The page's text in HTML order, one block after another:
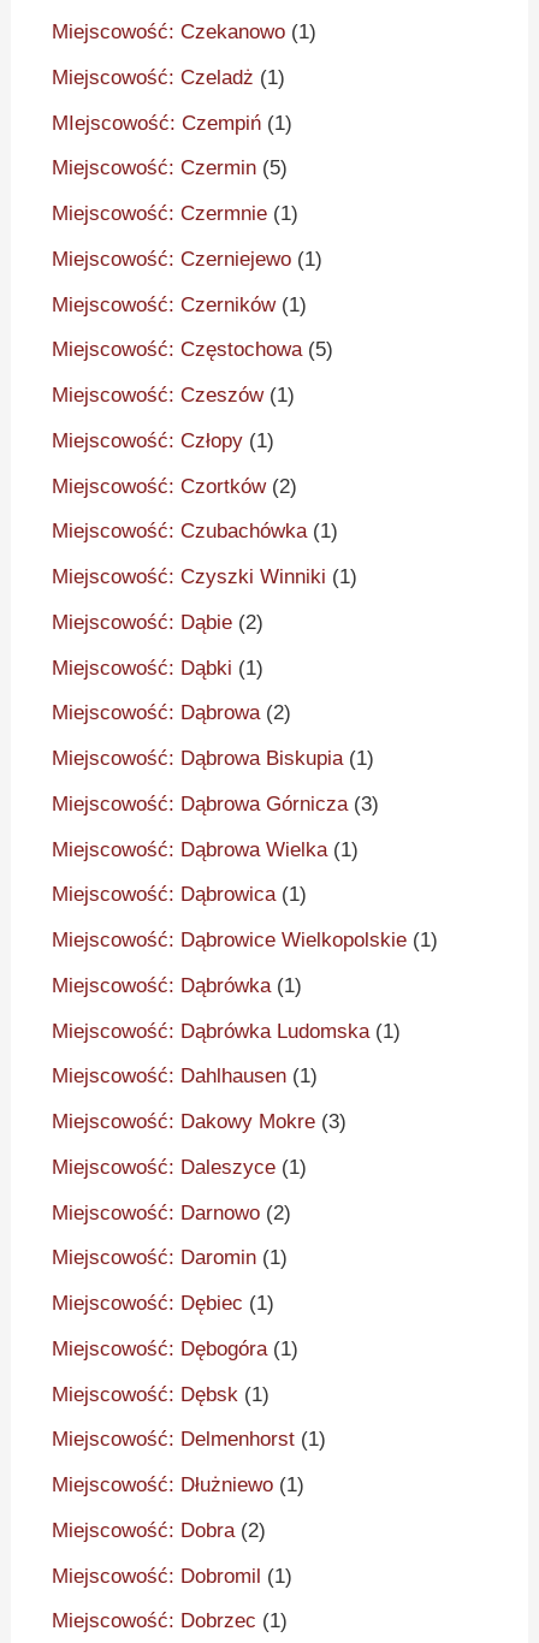
Miejscowość: Czekanowo (1)
Miejscowość: Czeladż (1)
MIejscowość: Czempiń (1)
Miejscowość: Czermin (5)
Miejscowość: Czermnie (1)
Miejscowość: Czerniejewo (1)
Miejscowość: Czerników(1)
Miejscowość: Częstochowa(5)
Miejscowość: Czeszów(1)
Miejscowość: Człopy (1)
Miejscowość: Czortków(2)
Miejscowość: Czubachówka(1)
Miejscowość: Czyszki Winniki (1)
Miejscowość: Dąbie (2)
Miejscowość: Dąbki (1)
Miejscowość: Dąbrowa(2)
Miejscowość: Dąbrowa Biskupia(1)
Miejscowość: Dąbrowa Górnicza(3)
Miejscowość: Dąbrowa Wielka (1)
Miejscowość: Dąbrowica(1)
Miejscowość: Dąbrowice Wielkopolskie (1)
Miejscowość: Dąbrówka(1)
Miejscowość: Dąbrówka Ludomska (1)
Miejscowość: Dahlhausen (1)
Miejscowość: Dakowy Mokre (3)
Miejscowość: Daleszyce (1)
Miejscowość: Darnowo (2)
Miejscowość: Daromin (1)
Miejscowość: Dębiec (1)
Miejscowość: Dębogóra(1)
Miejscowość: Dębsk (1)
Miejscowość: Delmenhorst (1)
Miejscowość: Dłużniewo (1)
Miejscowość: Dobra(2)
Miejscowość: Dobromil (1)
Miejscowość: Dobrzec (1)